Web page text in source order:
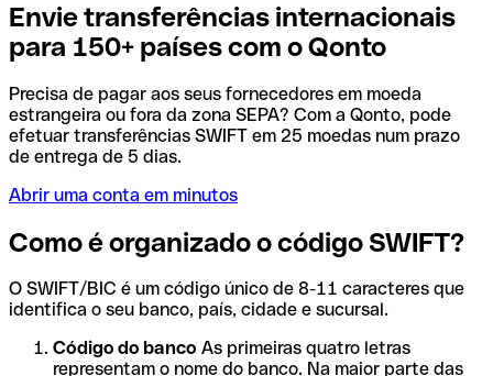
Envie transferências internacionais
para 150+ países com o Qonto
Precisa de pagar aos seus fornecedores em moeda
estrangeira ou fora da zona SEPA? Com a Qonto, pode
efetuar transferências SWIFT em 25 moedas num prazo
de entrega de 5 dias.
Abrir uma conta em minutos
Como é organizado o código SWIFT?
O SWIFT/BIC é um código único de 8-11 caracteres que
identifica o seu banco, país, cidade e sucursal.
Código do banco As primeiras quatro letras
representam o nome do banco. Na maior parte das